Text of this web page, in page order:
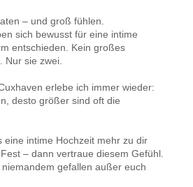
– und groß fühlen.
sich bewusst für eine intime
entschieden. Kein großes
Nur sie zwei.
erlebe ich immer wieder:
desto größer sind oft die
eine intime Hochzeit mehr zu dir
– dann vertraue diesem Gefühl.
gefallen außer euch